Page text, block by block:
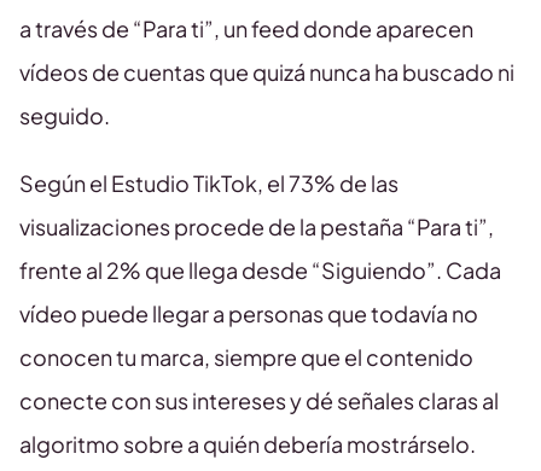
a través de “Para ti”, un feed donde aparecen
vídeos de cuentas que quizá nunca ha buscado ni
seguido.
Según el Estudio TikTok, el 73% de las
visualizaciones procede de la pestaña “Para ti”,
frente al 2% que llega desde “Siguiendo”. Cada
vídeo puede llegar a personas que todavía no
conocen tu marca, siempre que el contenido
conecte con sus intereses y dé señales claras al
algoritmo sobre a quién debería mostrárselo.